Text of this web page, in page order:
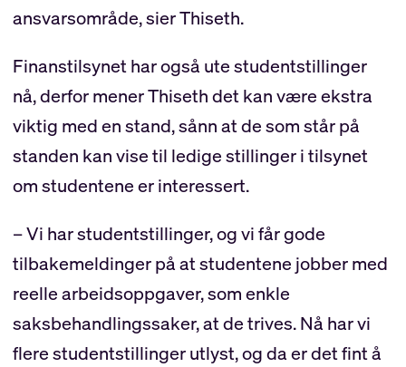
ansvarsområde, sier Thiseth.
Finanstilsynet har også ute studentstillinger
nå, derfor mener Thiseth det kan være ekstra
viktig med en stand, sånn at de som står på
standen kan vise til ledige stillinger i tilsynet
om studentene er interessert.
– Vi har studentstillinger, og vi får gode
tilbakemeldinger på at studentene jobber med
reelle arbeidsoppgaver, som enkle
saksbehandlingssaker, at de trives. Nå har vi
flere studentstillinger utlyst, og da er det fint å